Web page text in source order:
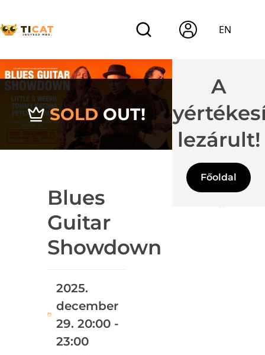
EN
SOLDOUT!
Blues
Guitar
Showdown
2025.
december
29. 20:00 -
23:00
A
lezárult!
Főoldal